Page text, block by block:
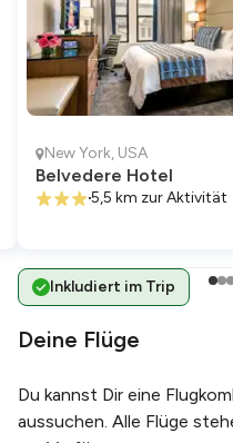
New York, USA
Belvedere Hotel
5,5 km zur Aktivität
Inkludiert im Trip
Deine Flüge
Du kannst Dir eine
aussuchen. Alle Flüge